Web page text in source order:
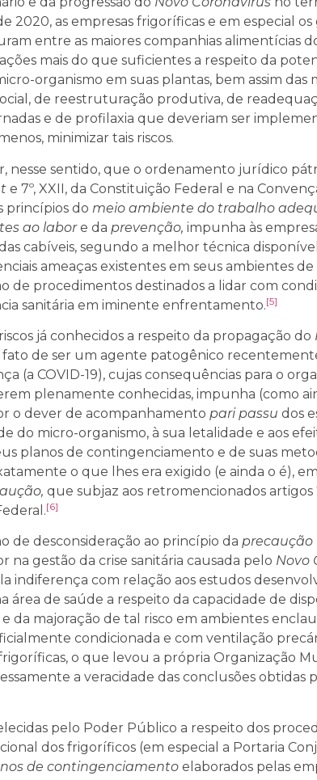
2020, as empresas frigoríficas e em especial os
entre as maiores companhias alimentícias
mais do que suficientes a respeito da
organismo em suas plantas, bem assim das
de reestruturação produtiva, de
e de profilaxia que deveriam ser
minimizar tais riscos.
nesse sentido, que o ordenamento jurídico
e 7º, XXII, da Constituição Federal e na
princípios do meio ambiente do trabalho
ao labore da prevenção, impunha às
cabíveis, segundo a melhor técnica
ameaças existentes em seus ambientes
de procedimentos destinados a lidar com
sanitária em iminente enfrentamento.[5]
já conhecidos a respeito da propagação do
fato de ser um agente patogênico
(a COVID-19), cujas consequências para o
plenamente conhecidas, impunha (como
o dever de acompanhamento pari passu dos
do micro-organismo, à sua letalidade e aos
planos de contingenciamento e de suas
o que lhes era exigido (e ainda o é),
que subjaz aos retromencionados artigos
[6]
de desconsideração ao princípio da precaução
na gestão da crise sanitária causada pelo Novo
indiferença com relação aos estudos
área de saúde a respeito da capacidade de
da majoração de tal risco em ambientes
condicionada e com ventilação
o que levou a própria Organização
a veracidade das conclusões obtidas
pelo Poder Público a respeito dos
dos frigoríficos (em especial a Portaria
de contingenciamento elaborados pelas